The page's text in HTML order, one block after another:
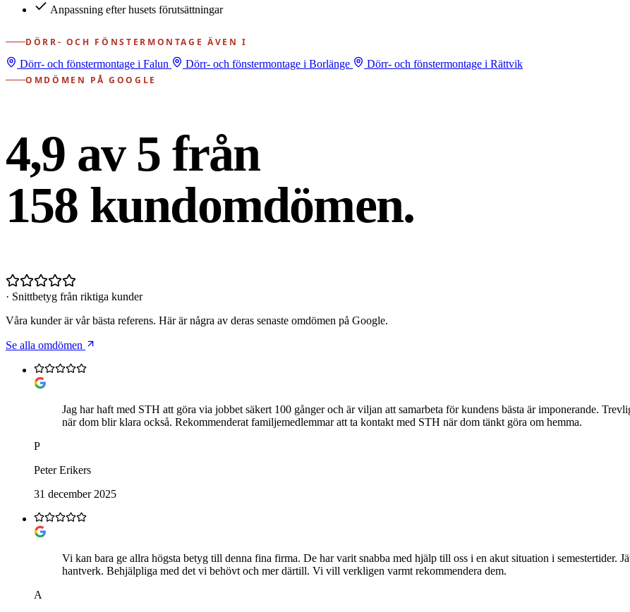
Anpassning efter husets förutsättningar
DÖRR- OCH FÖNSTERMONTAGE ÄVEN I
Dörr- och fönstermontage i Falun
Dörr- och fönstermontage i Borlänge
Dörr- och fönstermontage i Rättvik
OMDÖMEN PÅ GOOGLE
4,9 av 5 från
158 kundomdömen.
· Snittbetyg från riktiga kunder
Våra kunder är vår bästa referens. Här är några av deras senaste omdömen på Google.
Se alla omdömen
Jag har haft med STH att göra via jobbet säkert 100 gånger och är viljan att samarbeta för kundens bästa är imponerande.
när dom blir klara också. Rekommenderat familjemedlemmar att ta kontakt med STH när dom tänkt göra om hemma.
P
Peter Erikers
31 december 2025
Vi kan bara ge allra högsta betyg till denna fina firma. De har varit snabba med hjälp till oss i en akut situation i semestertider.
hantverk. Behjälpliga med det vi behövt och mer därtill. Vi vill verkligen varmt rekommendera dem.
A